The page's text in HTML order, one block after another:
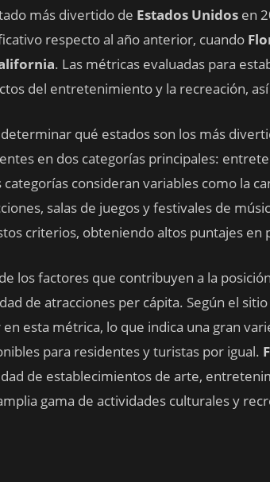
más divertido de Estados Unidos en
respecto al año anterior, cuando
. Las métricas evaluadas para
del entretenimiento y la recreación,
determinar qué estados son los más
en dos categorías principales:
categorías consideran variables como la
salas de juegos y festivales de
criterios, obteniendo altos puntajes en
los factores que contribuyen a la
de atracciones per cápita. Según el
en esta métrica, lo que indica una gran
para residentes y turistas por igual.
de establecimientos de arte,
gama de actividades culturales y